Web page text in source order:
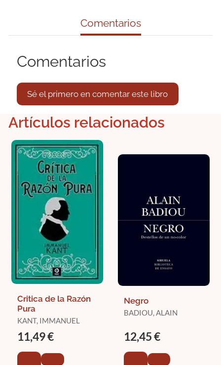
Comentarios
Comentarios
Sé el primero en comentar este libro
Artículos relacionados
Critica de la Razón
Pura
KANT, IMMANUEL
11,49 €
Negro
BADIOU, ALAIN
12,45 €